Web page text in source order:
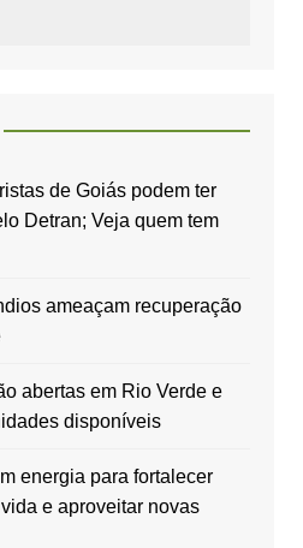
de Goiás podem ter
Detran; Veja quem tem
ameaçam recuperação
abertas em Rio Verde e
disponíveis
energia para fortalecer
e aproveitar novas